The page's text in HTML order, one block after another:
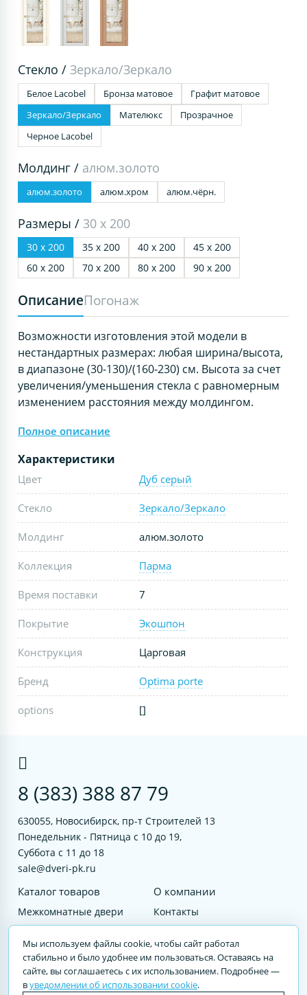
Стекло /Зеркало/Зеркало
Белое Lacobel Бронза матовое
Графит матовое
Зеркало/Зеркало
Мателюкс
Прозрачное
Черное Lacobel
Молдинг / алюм.золото
алюм.золото алюм.хром алюм.чёрн.
Размеры / 30 х 200
30 х 200 35 х 200 40 х 200
45 х 200
60 х 200
70 х 200 80 х 200 90 х 200
ОписаниеПогонаж
Возможности изготовления этой модели в
нестандартных размерах: любая ширина/высота,
в диапазоне (30-130)/(160-230) см. Высота за счет
увеличения/уменьшения стекла с равномерным
изменением расстояния между молдингом.
Полное описание
Характеристики
Цвет Дуб серый
Стекло Зеркало/Зеркало
Молдинг алюм.золото
Коллекция Парма
Время поставки 7
Покрытие Экошпон
Конструкция Царговая
Бренд Optima porte
options []
8 (383) 388 87 79
630055, Новосибирск, пр-т Строителей 13
Понедельник - Пятница с 10 до 19,
Суббота с 11 до 18
sale@dveri-pk.ru
Каталог товаров
Межкомнатные двери
Входные двери
Услуги
О компании
Контакты
Мы используем файлы cookie, чтобы сайт работал
стабильно и было удобнее им пользоваться. Оставаясь на
сайте, вы соглашаетесь с их использованием. Подробнее —
вуведомлении об использовании cookie.